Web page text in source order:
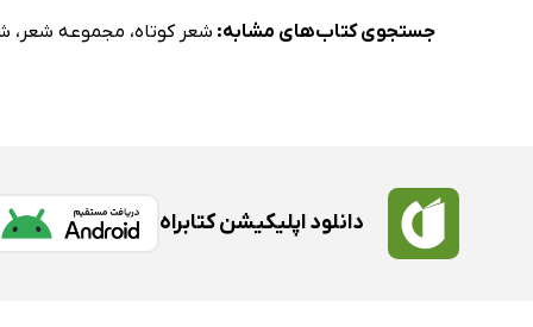
جستجوی کتاب‌های مشابه: شعر کوتاه، مجموعه شعر ،
دانلود اپلیکیشن کتابراه